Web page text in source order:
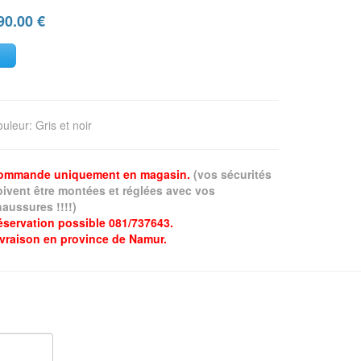
€
: Gris et noir
uniquement en magasin. (vos sécurités
être montées et réglées avec vos
!!!!)
possible 081/737643.
en province de Namur.